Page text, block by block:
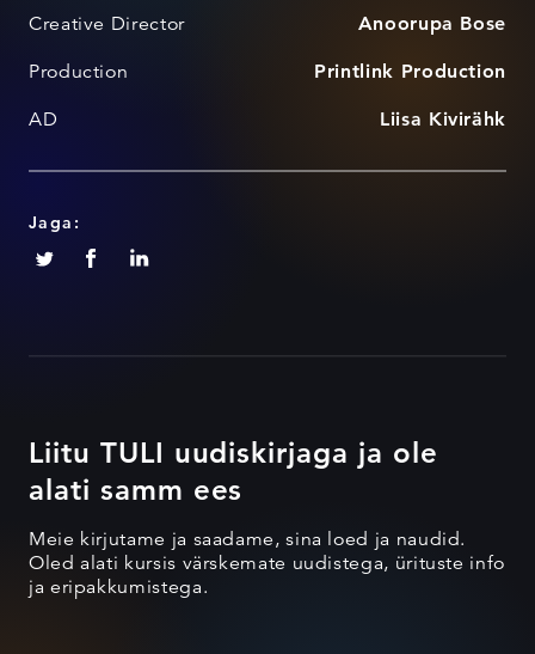
Creative Director Anoorupa Bose
Production Printlink Production
AD Liisa Kivirähk
Jaga:
Liitu TULI uudiskirjaga ja ole
alati samm ees
Meie kirjutame ja saadame, sina loed ja naudid.
Oled alati kursis värskemate uudistega, ürituste info
ja eripakkumistega.